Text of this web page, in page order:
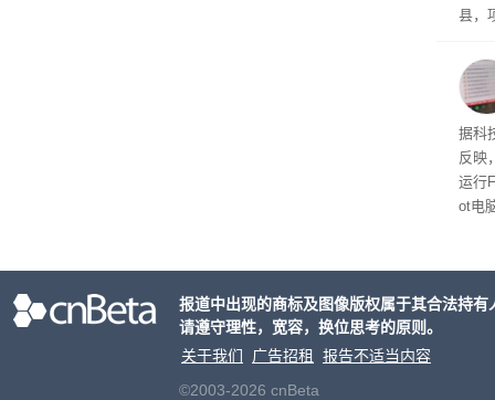
县，
在
疑
建
超 1
患
据科
反映
运行
ot电
报道中出现的商标及图像版权属于其合法持
请遵守理性，宽容，换位思考的原则。
关于我们
广告招租
报告不适当内容
©2003-2026 cnBeta